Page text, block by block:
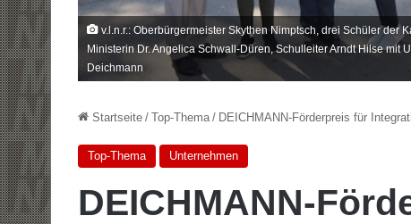
v.l.n.r.: Oberbürgermeister Skythen Nimptsch, drei Schüler der
Ministerin Dr. Angelica Schwall-Düren, Schulleiter Arndt Hilse mit
Deichmann
Startseite / Top-Thema / DEICHMANN-Förderpreis für
Top-Thema Unternehmen
DEICHMANN-